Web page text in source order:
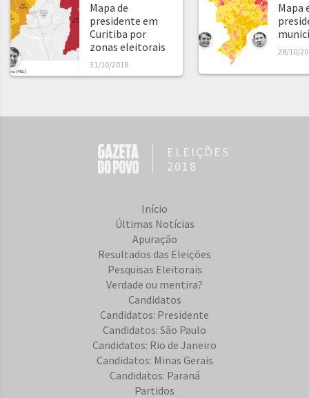
Mapa de
presidente em
Curitiba por
zonas eleitorais
31/10/2018
Mapa
28/10/
ELEIÇÕES
2018
Início
Últimas Notícias
Apuração
Resultados das Eleições
Pesquisas Eleitorais
Verdade ou mentira?
Candidatos
Candidatos: Presidente
Candidatos: São Paulo
Candidatos: Rio de Janeiro
Candidatos: Minas Gerais
Candidatos: Paraná
Partidos